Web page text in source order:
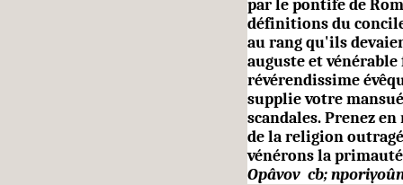
par le pontife de
définitions du
au rang qu'ils
auguste et
révérendissime
supplie votre
scan­dales. Prenez
de la religion
vénérons la
Opâvov cb;